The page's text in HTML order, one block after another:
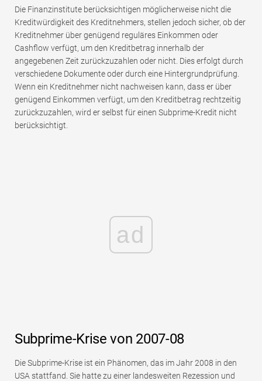
Die Finanzinstitute berücksichtigen möglicherweise nicht die
Kreditwürdigkeit des Kreditnehmers, stellen jedoch sicher, ob der
Kreditnehmer über genügend reguläres Einkommen oder
Cashflow verfügt, um den Kreditbetrag innerhalb der
angegebenen Zeit zurückzuzahlen oder nicht. Dies erfolgt durch
verschiedene Dokumente oder durch eine Hintergrundprüfung.
Wenn ein Kreditnehmer nicht nachweisen kann, dass er über
genügend Einkommen verfügt, um den Kreditbetrag rechtzeitig
zurückzuzahlen, wird er selbst für einen Subprime-Kredit nicht
berücksichtigt.
ad
Subprime-Krise von 2007-08
Die Subprime-Krise ist ein Phänomen, das im Jahr 2008 in den
USA stattfand. Sie hatte zu einer landesweiten Rezession und